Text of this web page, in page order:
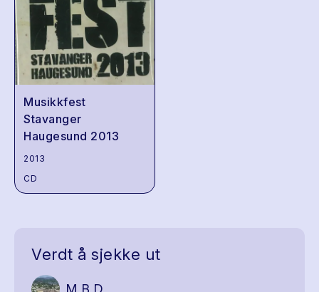
Musikkfest
Stavanger
Haugesund 2013
2013
CD
Verdt å sjekke ut
M.B.D